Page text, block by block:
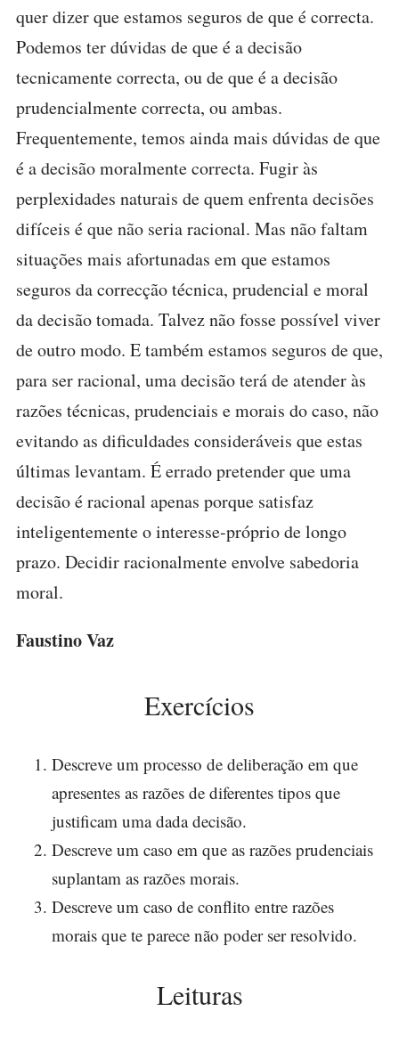
quer dizer que estamos seguros de que é correcta.
Podemos ter dúvidas de que é a decisão
tecnicamente correcta, ou de que é a decisão
prudencialmente correcta, ou ambas.
Frequentemente, temos ainda mais dúvidas de que
é a decisão moralmente correcta. Fugir às
perplexidades naturais de quem enfrenta decisões
difíceis é que não seria racional. Mas não faltam
situações mais afortunadas em que estamos
seguros da correcção técnica, prudencial e moral
da decisão tomada. Talvez não fosse possível viver
de outro modo. E também estamos seguros de que,
para ser racional, uma decisão terá de atender às
razões técnicas, prudenciais e morais do caso, não
evitando as dificuldades consideráveis que estas
últimas levantam. É errado pretender que uma
decisão é racional apenas porque satisfaz
inteligentemente o interesse-próprio de longo
prazo. Decidir racionalmente envolve sabedoria
moral.
Faustino Vaz
Exercícios
Descreve um processo de deliberação em que
apresentes as razões de diferentes tipos que
justificam uma dada decisão.
Descreve um caso em que as razões prudenciais
suplantam as razões morais.
Descreve um caso de conflito entre razões
morais que te parece não poder ser resolvido.
Leituras